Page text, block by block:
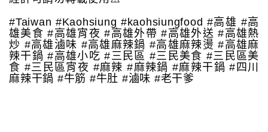
#Taiwan #Kaohsiung #kaohsiungfood #高雄 #高
雄美食 #高雄宵夜 #高雄外帶 #高雄外送 #高雄熱
炒 #高雄滷味 #高雄麻辣鍋 #高雄麻辣燙 #高雄麻
辣干鍋 #高雄小吃 #三民區 #三民美食 #三民區美
食 #三民區宵夜 #麻辣 #麻辣鍋 #麻辣干鍋 #四川
麻辣干鍋 #牛筋 #牛肚 #滷味 #老干爹